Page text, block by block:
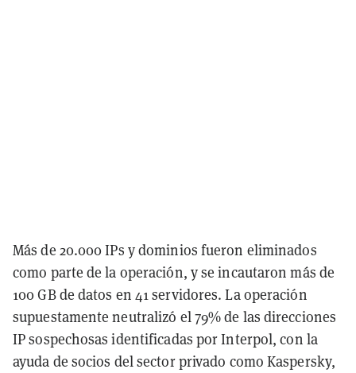
Más de 20.000 IPs y dominios fueron eliminados
como parte de la operación, y se incautaron más de
100 GB de datos en 41 servidores. La operación
supuestamente neutralizó el 79% de las direcciones
IP sospechosas identificadas por Interpol, con la
ayuda de socios del sector privado como Kaspersky,